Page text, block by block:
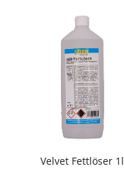
Velvet Fettlöser 1l